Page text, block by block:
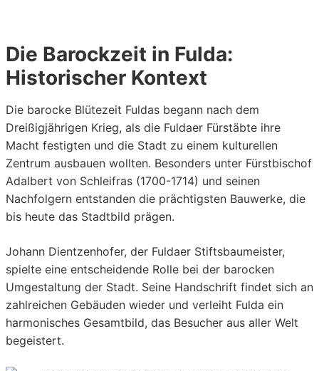
Die Barockzeit in Fulda:
Historischer Kontext
Die barocke Blütezeit Fuldas begann nach dem
Dreißigjährigen Krieg, als die Fuldaer Fürstäbte ihre
Macht festigten und die Stadt zu einem kulturellen
Zentrum ausbauen wollten. Besonders unter Fürstbischof
Adalbert von Schleifras (1700-1714) und seinen
Nachfolgern entstanden die prächtigsten Bauwerke, die
bis heute das Stadtbild prägen.
Johann Dientzenhofer, der Fuldaer Stiftsbaumeister,
spielte eine entscheidende Rolle bei der barocken
Umgestaltung der Stadt. Seine Handschrift findet sich an
zahlreichen Gebäuden wieder und verleiht Fulda ein
harmonisches Gesamtbild, das Besucher aus aller Welt
begeistert.